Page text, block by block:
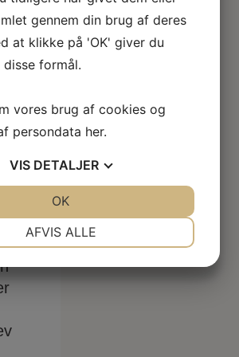
gennem din brug af deres
at klikke på 'OK' giver du
formål.
vores brug af cookies og
persondata her.
VIS DETALJER
AFVIS ALLE
OK